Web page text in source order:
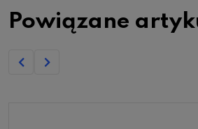
Powiązane